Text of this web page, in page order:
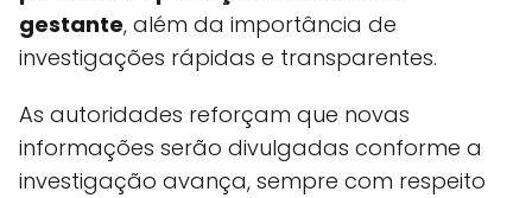
gestante, além da importância de
investigações rápidas e transparentes.
As autoridades reforçam que novas
informações serão divulgadas conforme a
investigação avança, sempre com respeito